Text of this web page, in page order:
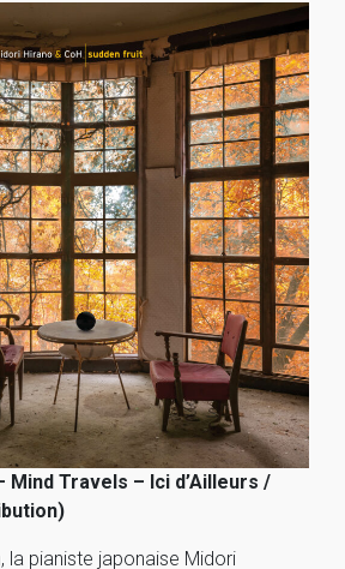
Mind Travels – Ici d’Ailleurs /
la pianiste japonaise Midori